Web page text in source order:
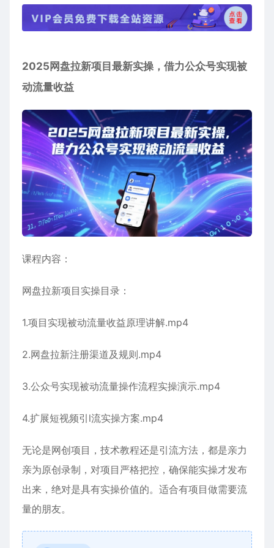
2025 网盘拉新项目 最新实操，借力公众号实现被
动流量收益
课程内容：
网盘拉新项目 实操目录：
1.项目实现被动流量收益原理讲解.mp4
2.网盘拉新注册渠道及规则.mp4
3.公众号实现被动流量操作流程实操演示.mp4
4.扩展短视频引l流实操方案.mp4
无论是网创项目，技术教程还是引流方法，都是亲力
亲为原创录制，对项目严格把控，确保能实操才发布
出来，绝对是具有实操价值的。适合有项目做需要流
量的朋友。